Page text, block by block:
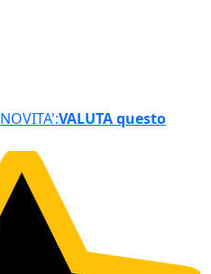
NOVITA':VALUTA questo